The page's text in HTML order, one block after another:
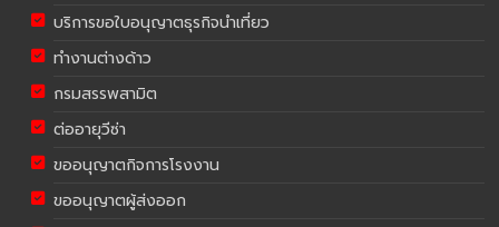
บริการขอใบอนุญาตธุรกิจนำเที่ยว
ทำงานต่างด้าว
กรมสรรพสามิต
ต่ออายุวีซ่า
ขออนุญาตกิจการโรงงาน
ขออนุญาตผู้ส่งออก